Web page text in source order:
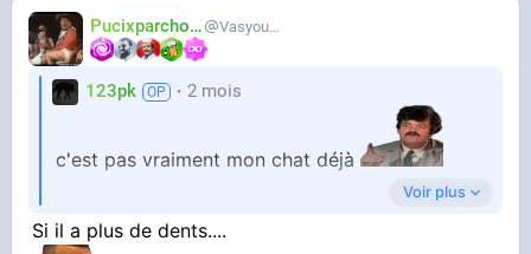
Pucixparchoix Vasyouioui_
123pk 2 mois
c'est pas vraiment mon chat déjà
c'est plus un chat errant de merde qui squat
Voir plus
Si il a plus de dents....